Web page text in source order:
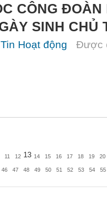
CÔNG
SINH CHỦ
Tin Hoạt động Được
11 12 13 14 15 16 17 18 19 20
46 47 48 49 50 51 52 53 54 55